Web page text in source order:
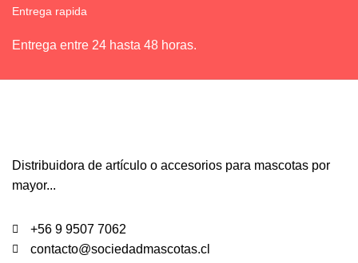
Entrega rapida
Entrega entre 24 hasta 48 horas.
Distribuidora de artículo o accesorios para mascotas por
mayor...
+56 9 9507 7062
contacto@sociedadmascotas.cl